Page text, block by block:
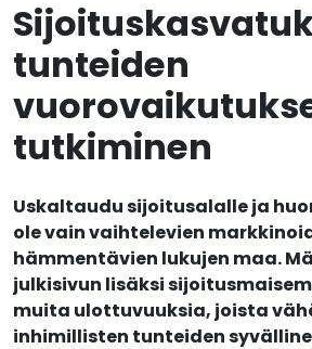
tunteiden
tutkiminen
Uskaltaudu sijoitusalalle ja
ole vain vaihtelevien
hämmentävien lukujen maa.
julkisivun lisäksi
muita ulottuvuuksia, joista
inhimillisten tunteiden